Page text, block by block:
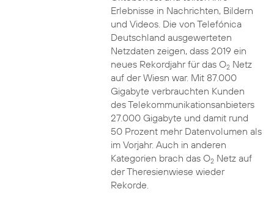
Erlebnisse in Nachrichten, Bildern
und Videos. Die von Telefónica
Deutschland ausgewerteten
Netzdaten zeigen, dass 2019 ein
neues Rekordjahr für das O2Netz
auf der Wiesn war. Mit 87.000
Gigabyte verbrauchten Kunden
des Telekommunikationsanbieters
27.000 Gigabyte und damit rund
50 Prozent mehr Datenvolumen als
im Vorjahr. Auch in anderen
Kategorien brach das O2Netz auf
der Theresienwiese wieder
Rekorde.